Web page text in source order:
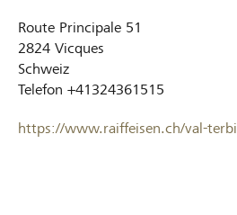
Route Principale 51
2824 Vicques
Schweiz
Telefon +41324361515
https://www.raiffeisen.ch/val-terbi